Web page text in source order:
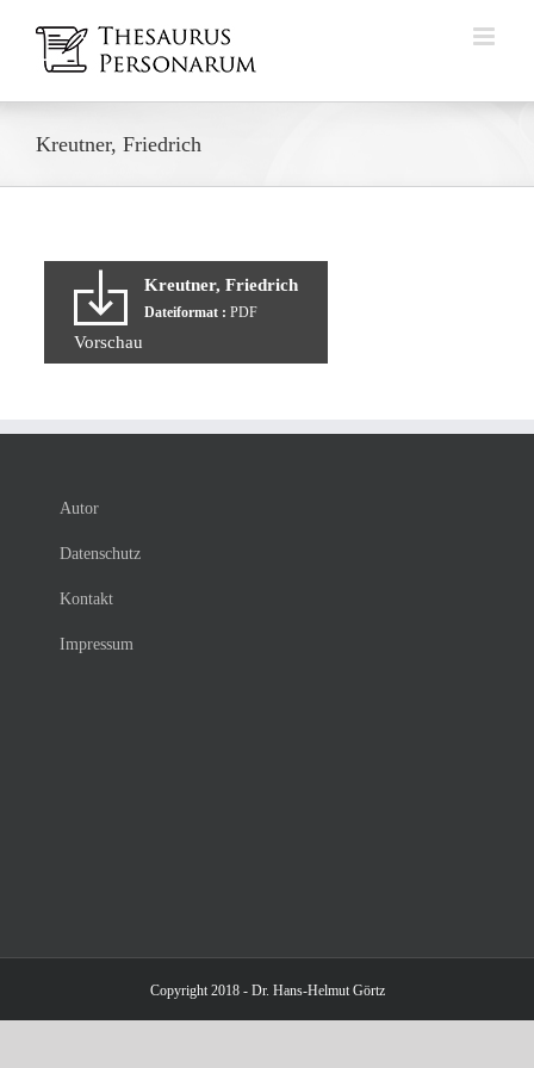
Inhalt
springen
Kreutner, Friedrich
Kreutner, Friedrich
Dateiformat : PDF
Vorschau
Autor
Datenschutz
Kontakt
Impressum
Copyright 2018 - Dr. Hans-Helmut Görtz